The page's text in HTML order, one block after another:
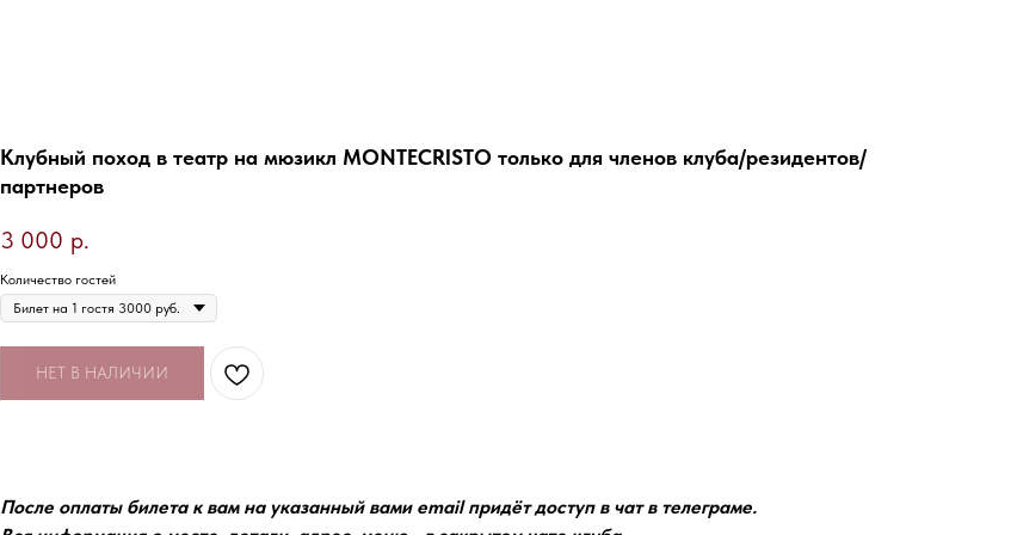
Клубный поход в театр на мюзикл MONTECRISTO только для членов клуба/резидентов/
партнеров
3 000 р.
Количество гостей
НЕТ В НАЛИЧИИ
После оплаты билета к вам на указанный вами email придёт доступ в чат в телеграме.